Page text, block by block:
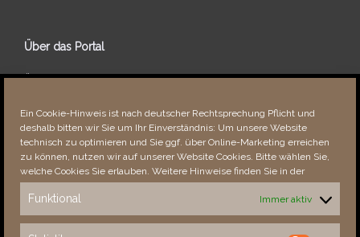
Ein Cookie-Hinweis ist nach deutscher Rechtsprechung Pflicht und
deshalb bitten wir Sie um Ihr Einverständnis: Um unsere Website
technisch zu optimieren und Sie ggf. über Online-Marketing erreichen
zu können, nutzen wir auf unserer Website Cookies. Bitte wählen Sie,
welche Cookies Sie erlauben. Weitere Hinweise finden Sie in der
Funktional Immer aktiv
Über das Portal
Über dieses Portal
Fehler bemerkt?
Besucher seit 08/​2021